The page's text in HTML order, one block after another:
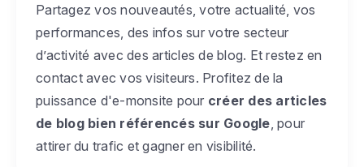
Partagez vos nouveautés, votre actualité, vos
performances, des infos sur votre secteur
d’activité avec des articles de blog. Et restez en
contact avec vos visiteurs. Profitez de la
puissance d'e-monsite pour créer des articles
de blog bien référencés sur Google , pour
attirer du trafic et gagner en visibilité.